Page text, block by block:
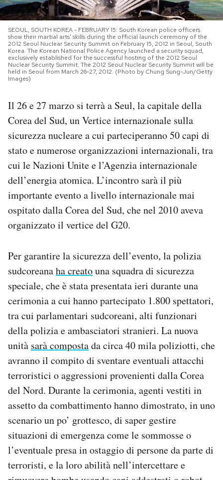
I MIEI PREFERITI
SHOP
CALENDARIO
AREA PERSONALE
Area Personale
Regala il Post
Hai bisogno di aiuto?
Esci
SEOUL, SOUTH KOREA - FEBRUARY 15: South Korean police officers
show their martial arts' skills during the official launch ceremony of the
2012 Seoul Nuclear Security Summit on February 15, 2012 in Seoul, South
Korea. The Korean National Police Agency launched a security squad,
exclusively established for the successful hosting of the 2012 Seoul
Nuclear Security Summit. The 2012 Seoul Nuclear Security Summit will be
held in Seoul from March 26-27, 2012. (Photo by Chung Sung-Jun/Getty
Images)
Il 26 e 27 marzo si terrà a Seul, la capitale della
Corea del Sud, un Vertice internazionale sulla
sicurezza nucleare a cui parteciperanno 50 capi di
stato e numerose organizzazioni internazionali, tra
cui le Nazioni Unite e l’Agenzia internazionale
dell’energia atomica. L’incontro sarà il più
importante evento a livello internazionale mai
ospitato dalla Corea del Sud, che nel 2010 aveva
organizzato il vertice del G20.
Per garantire la sicurezza dell’evento, la polizia
sudcoreanaha creatouna squadra di sicurezza
speciale, che è stata presentata ieri durante una
cerimonia a cui hanno partecipato 1.800 spettatori,
tra cui parlamentari sudcoreani, alti funzionari
della polizia e ambasciatori stranieri. La nuova
unità sarà compostada circa 40 mila poliziotti, che
avranno il compito di sventare eventuali attacchi
terroristici o aggressioni provenienti dalla Corea
del Nord. Durante la cerimonia, agenti vestiti in
assetto da combattimento hanno dimostrato, in uno
scenario un po’ grottesco, di saper gestire
situazioni di emergenza come le sommosse o
l’eventuale presa in ostaggio di persone da parte di
terroristi, e la loro abilità nell’intercettare e